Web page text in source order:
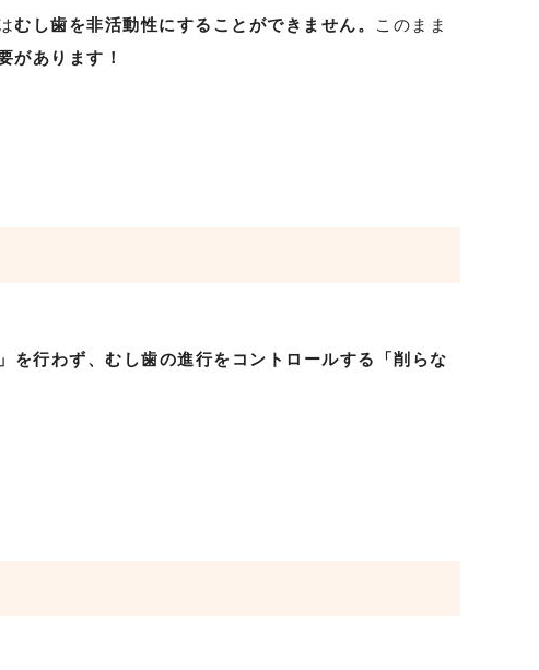
むし歯を非活動性にすることができません。
このまま
があります！
を行わず、むし歯の進行をコントロールする「削らな